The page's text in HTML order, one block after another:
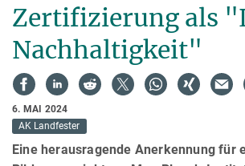
Zertifizierung als
Nachhaltigkeit"
6. MAI 2024
AK Landfester
Eine herausragende Anerkennung für